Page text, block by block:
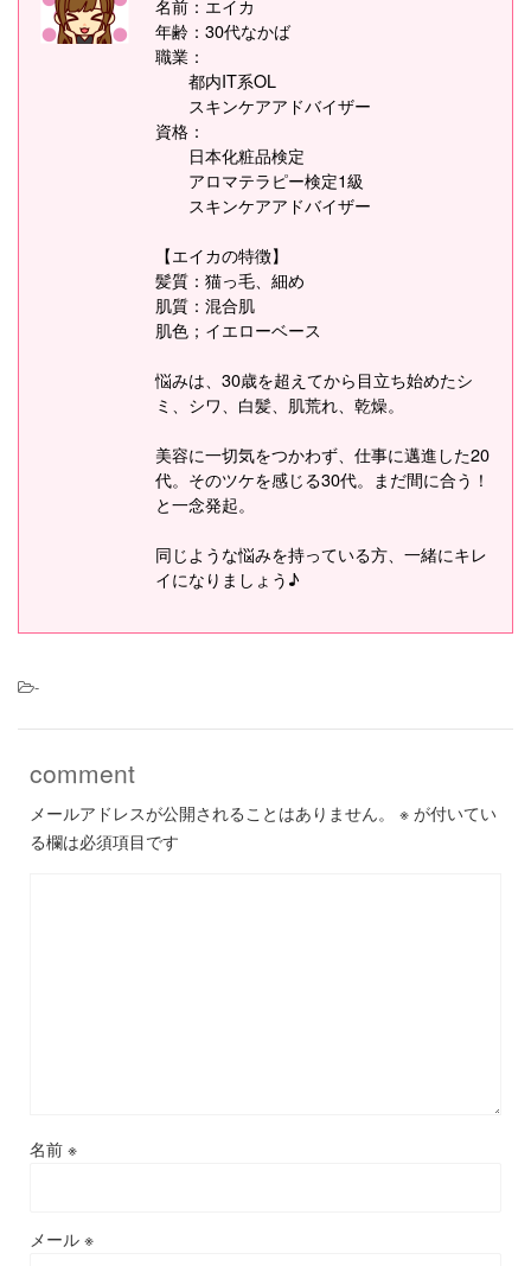
名前：エイカ
年齢：30代なかば
職業：
都内IT系OL
スキンケアアドバイザー
資格：
日本化粧品検定
アロマテラピー検定1級
スキンケアアドバイザー
【エイカの特徴】
髪質：猫っ毛、細め
肌質：混合肌
肌色；イエローベース
悩みは、30歳を超えてから目立ち始めたシ
ミ、シワ、白髪、肌荒れ、乾燥。
美容に一切気をつかわず、仕事に邁進した20
代。そのツケを感じる30代。まだ間に合う！
と一念発起。
同じような悩みを持っている方、一緒にキレ
イになりましょう♪
-
comment
メールアドレスが公開されることはありません。 ※ が付いてい
る欄は必須項目です
名前 ※
メール ※